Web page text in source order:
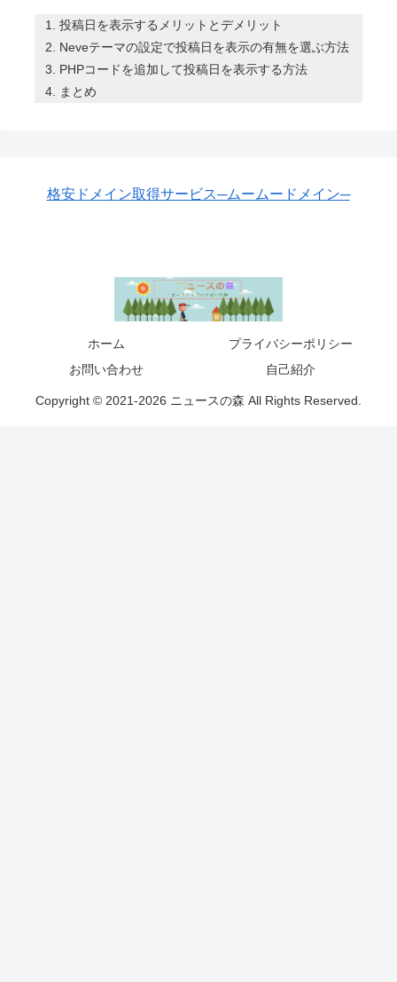
投稿日を表示するメリットとデメリット
Neveテーマの設定で投稿日を表示の有無を選ぶ方法
PHPコードを追加して投稿日を表示する方法
まとめ
格安ドメイン取得サービス─ムームードメイン─
ホーム
プライバシーポリシー
お問い合わせ
自己紹介
Copyright © 2021-2026 ニュースの森 All Rights Reserved.